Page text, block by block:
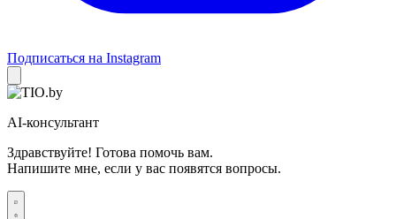
Подписаться на Instagram
AI-консультант
Здравствуйте! Готова помочь вам.
Напишите мне, если у вас появятся вопросы.